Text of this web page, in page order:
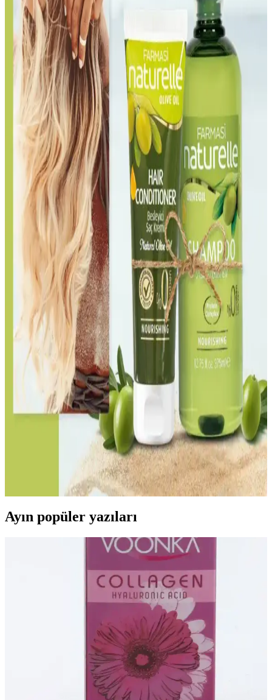
Kaminomoto Super Strength Hair Serum Gold: Saç
Sağlığı ve Kullanıcı Yorumları İncelemesi
Kaminomoto Super Strength Hair Serum Gold, saç dökülmesini
azaltma ve saç sağlığını iyileştirme amacıyla kullanılan bir serumdur.
Kullanıcı deneyimleri olumlu ve olumsuz görüşler içermektedir.
Isı Koruyucuların Saç Sağlığı Üzerindeki Etkileri ve
Bilimsel Gerçekler
Isı koruyucular, saçın yüksek ısının zararlarından korunmasını
sağlar. Yanlış ürün seçimi ve uygulama hataları hasar riskini
artırabilir. Silikon bazlı ürünler saç sağlığını korumada etkilidir.
Saç Bakımında Güçlü Formüller ve Aktif İçeriklerin
Kullanımı
Saç bakımında güçlü formüller ve aktif içeriklerin önemi, içerik
yapısı ve kullanım önerileriyle saç sağlığını koruma ve güçlendirme
yollarını anlatıyoruz.
Saç Sağlığını Koruyan Şampuanlar: Doğal
İçeriklerle Güçlendirilmiş Saç Bakımı
Saç sağlığını koruyan şampuanlar, doğal içeriklerle saç derisini
nazikçe temizlerken saçın yapısını güçlendirir ve parlaklık sağlar.
Doğru seçim ve düzenli kullanım önemli.
Vichy Dercos Neogenic Saç Şampuanı İnce Tellere
Hacim ve Dolgunluk Sağlar
Vichy Dercos Neogenic, ince telli saçlara hacim kazandıran, kepek
giderici ve parlaklık sağlayan formülüyle saç sağlığını destekleyen
güvenilir bir şampuandır.
Doğal ve Besleyici Şampuanlar ile Saç Sağlığını
Koruma Yöntemleri
Doğal içeriklerle formüle edilen şampuanlar saçın doğal yapısını
koruyarak güçlendirir ve parlaklık kazandırır. Kimyasal içermeyen
ürünler saç sağlığını destekler.
Ayın popüler yazıları